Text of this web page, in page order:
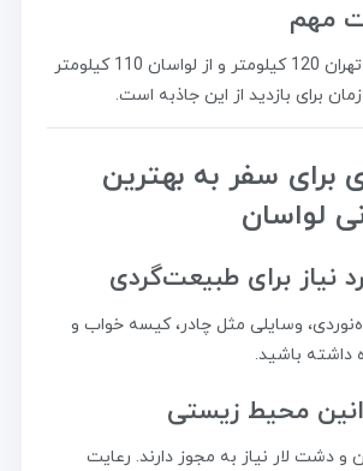
مهم
فاصله دشت لار از تهران 120 کیلومتر و از لواسان 110 کیلومتر
برای بازدید از این جاذبه است.
برای سفر به بهترین
لواسان
نیاز برای طبیعت‌گردی
وسایلی مثل چادر، کیسه خواب و
داشته باشید.
محیط‌ زیستی
و دشت لار نیاز به مجوز دارند. رعایت